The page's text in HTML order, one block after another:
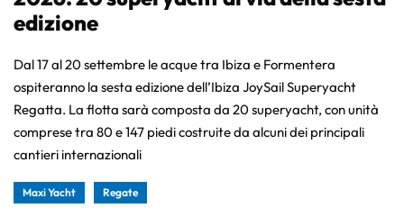
edizione
Dal 17 al 20 settembre le acque tra Ibiza e Formentera
ospiteranno la sesta edizione dell’Ibiza JoySail Superyacht
Regatta. La flotta sarà composta da 20 superyacht, con unità
comprese tra 80 e 147 piedi costruite da alcuni dei principali
cantieri internazionali
Maxi Yacht Regate